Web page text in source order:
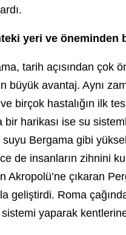
yeri ve
tarih açısından çok
büyük avantaj. Aynı
birçok hastalığın ilk
bir harikası ise su
Bergama gibi
de insanların zihnini
Akropolü’ne çıkaran
geliştirdi. Roma
yaparak